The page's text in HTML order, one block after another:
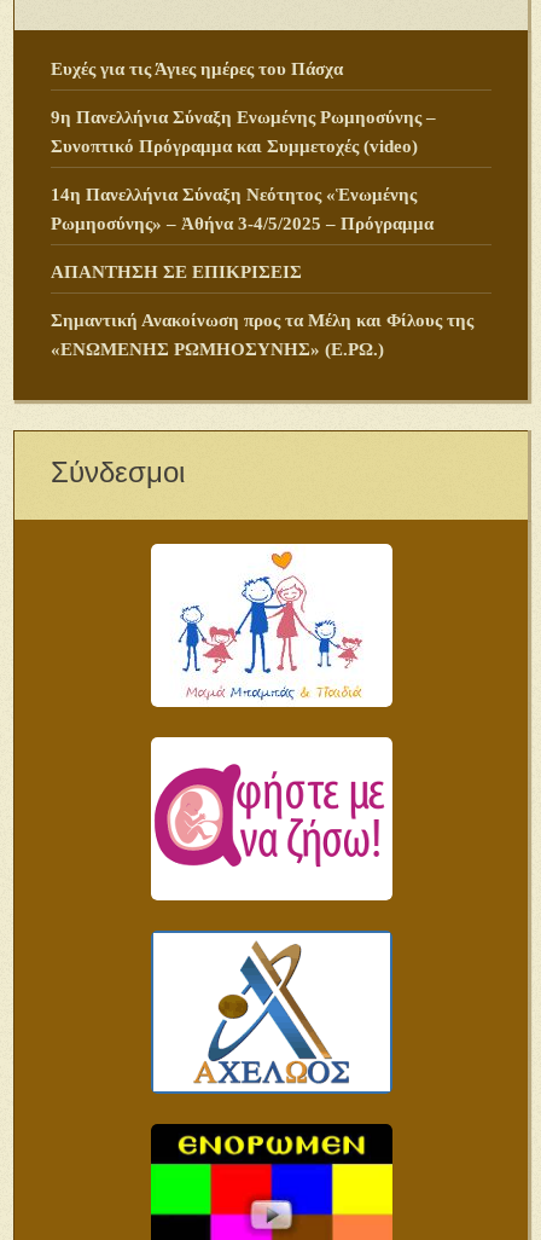
Ευχές για τις Άγιες ημέρες του Πάσχα
9η Πανελλήνια Σύναξη Ενωμένης Ρωμηοσύνης –
Συνοπτικό Πρόγραμμα και Συμμετοχές (video)
14η Πανελλήνια Σύναξη Νεότητος «Ἑνωμένης
Ρωμηοσύνης» – Ἀθήνα 3-4/5/2025 – Πρόγραμμα
ΑΠΑΝΤΗΣΗ ΣΕ ΕΠΙΚΡΙΣΕΙΣ
Σημαντική Ανακοίνωση προς τα Μέλη και Φίλους της
«ΕΝΩΜΕΝΗΣ ΡΩΜΗΟΣΥΝΗΣ» (Ε.ΡΩ.)
Σύνδεσμοι